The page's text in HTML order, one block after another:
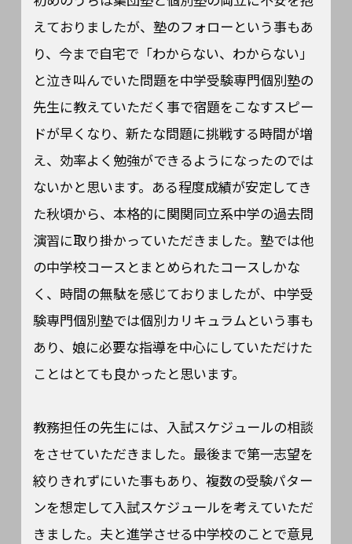
えておりましたが、塾のフォローという事もあ
り、今まで自宅で「わからない、わからない」
と泣き叫んでいた問題を中学受験専門個別塾の
先生に教えていただく事で宿題をこなすスピー
ドが早くなり、新たな問題に挑戦する時間が増
え、効率よく勉強ができるようになったのでは
ないかと思います。ある程度成績が安定してき
た秋頃から、本格的に関関同立系中学の過去問
演習に取り掛かっていただきました。塾では他
の中学校コースとまとめられたコースしかな
く、時間の無駄を感じておりましたが、中学受
験専門個別塾では個別カリキュラムという事も
あり、娘に必要な指導を中心にしていただけた
ことはとても良かったと思います。
教務担任の先生には、入試スケジュールの相談
をさせていただきました。最後まで第一志望を
絞りきれずにいた事もあり、複数の受験パター
ンを想定して入試スケジュールを考えていただ
きました。夫と進学させる中学校のことで意見